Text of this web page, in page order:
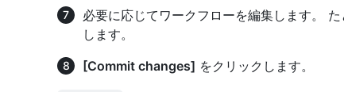
必要に応じてワークフローを編集します。
します。
[Commit changes] をクリックします。